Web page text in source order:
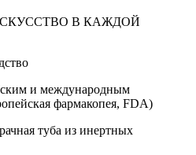
В КАЖДОЙ
и международным
фармакопея, FDA)
туба из инертных